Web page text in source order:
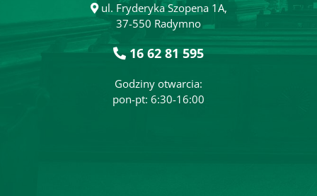
ul. Fryderyka Szopena 1A,
37-550 Radymno
16 62 81 595
Godziny otwarcia:
pon-pt: 6:30-16:00